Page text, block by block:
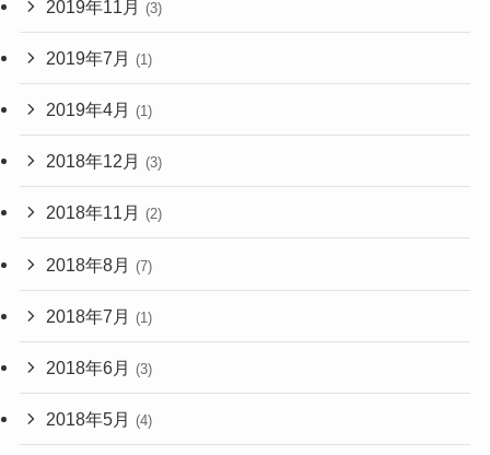
2019年11月 (3)
2019年7月 (1)
2019年4月 (1)
2018年12月 (3)
2018年11月 (2)
2018年8月 (7)
2018年7月 (1)
2018年6月 (3)
2018年5月 (4)